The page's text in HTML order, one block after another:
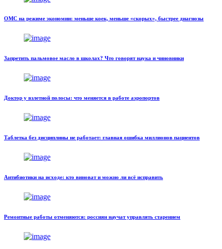
ОМС на режиме экономии: меньше коек, меньше «скорых», быстрее диагнозы
Запретить пальмовое масло в школах? Что говорят наука и чиновники
Доктор у взлетной полосы: что меняется в работе аэропортов
Таблетка без дисциплины не работает: главная ошибка миллионов пациентов
Антибиотики на исходе: кто виноват и можно ли всё исправить
Ремонтные работы отменяются: россиян научат управлять старением